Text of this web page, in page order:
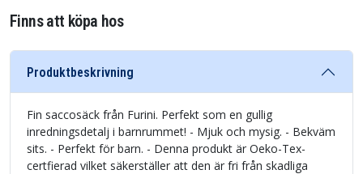
Finns att köpa hos
Produktbeskrivning
Fin saccosäck från Furini. Perfekt som en gullig
inredningsdetalj i barnrummet! - Mjuk och mysig. - Bekväm
sits. - Perfekt för barn. - Denna produkt är Oeko-Tex-
certfierad vilket säkerställer att den är fri från skadliga